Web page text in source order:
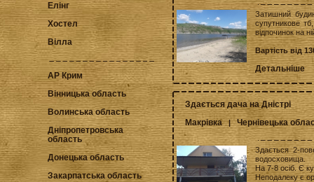
Елінг
Хостел
Вілла
АР Крим
Вінницька область
Волинська область
Дніпропетровська
область
Донецька область
Закарпатська область
Затишний
супутникове
відпочинок на
Вартість від
Детальніше
Здається дача на Дністрі
Макрівка |Чернівецька
Здається 2-
водосховища.
На 7-8 осіб. Є
Неподалеку є